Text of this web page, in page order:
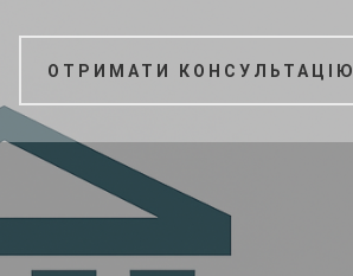
ОТРИМАТИ КОНСУЛЬТАЦІЮ